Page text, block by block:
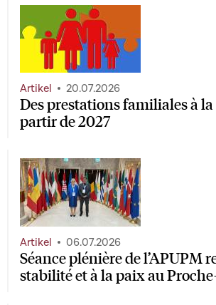
Des prestations familiales à la
partir de 2027
Artikel 20.07.2026
Séance plénière de l’APUPM
stabilité et à la paix au
Artikel 06.07.2026